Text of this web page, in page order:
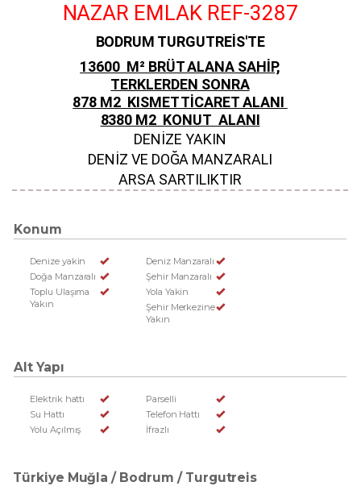
NAZAR EMLAK REF-3287
BODRUM TURGUTREİS'TE
13600 M² BRÜT ALANA SAHİP,
TERKLERDEN SONRA
878 M2 KISMET TİCARET ALANI
8380 M2 KONUT ALANI
DENİZE YAKIN
DENİZ VE DOĞA MANZARALI
ARSA SARTILIKTIR
Konum
Denize yakin
Deniz Manzaralı
Doğa Manzaralı
Şehir Manzaralı
Toplu Ulaşıma
Yakın
Yola Yakin
Şehir Merkezine
Yakın
Alt Yapı
Elektrik hattı
Parselli
Su Hattı
Telefon Hattı
Yolu Açılmış
İfrazlı
Türkiye Muğla / Bodrum / Turgutreis